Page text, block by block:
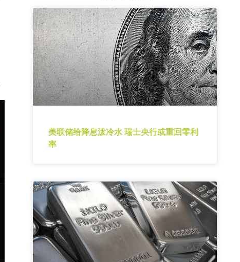
美联储给降息泼冷水 瑞士央行或重回零利
率